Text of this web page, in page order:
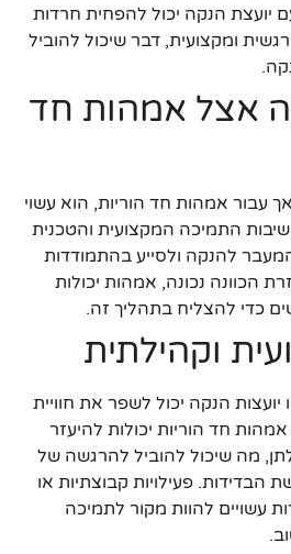
יועצת הנקה יכול להפחית חרדות
ומקצועית, דבר שיכול להוביל
אצל אמהות חד
עבור אמהות חד הוריות, הוא עשוי
התמיכה המקצועית והטכנית
להנקה ולסייע בהתמודדות
הכוונה נכונה, אמהות יכולות
כדי להצליח בתהליך זה.
וקהילתית
הנקה יכול לשפר את חוויית
חד הוריות יכולות להיעזר
מה שיכול להוביל להרגשה של
הבדידות. פעילויות קבוצתיות או
עשויים להוות מקור לתמיכה